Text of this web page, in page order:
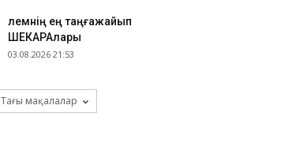
​Әлемнің ең таңғажайып
ШЕКАРАлары
03.08.2026 21:53
Тағы мақалалар